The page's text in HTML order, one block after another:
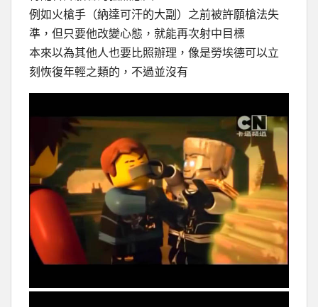
例如火槍手（納達可汗的大副）之前被許願槍法失
準，但只要他改變心態，就能再次射中目標
本來以為其他人也要比照辦理，像是勞埃德可以立
刻恢復年輕之類的，不過並沒有